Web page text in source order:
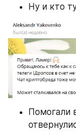
Ну и кто
Помогали